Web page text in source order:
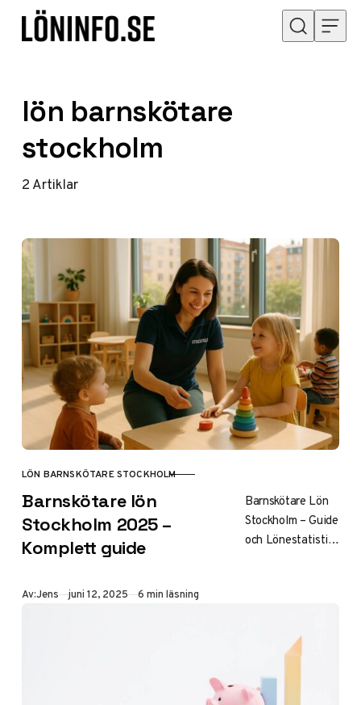
Hoppa till innehåll
lön barnskötare
stockholm
2Artiklar
KATEGORI
LÖN BARNSKÖTARE STOCKHOLM
Barnskötare lön
Stockholm 2025 –
Komplett guide
Barnskötare Lön
Stockholm – Guide
och Lönestatistik
Stockholm Aktuell
lönestatistik
2025 Faktorer
som påverkar…
Av:Jens Publicerad
juni 12, 2025 6 min läsning